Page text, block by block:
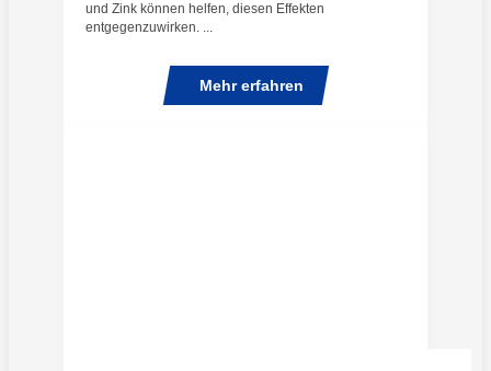
und Zink können helfen, diesen Effekten
entgegenzuwirken. ...
Mehr erfahren